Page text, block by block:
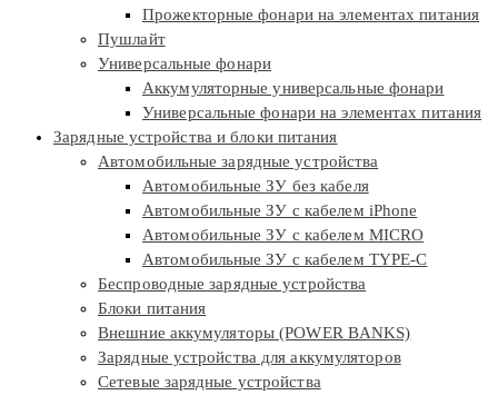
Прожекторные фонари на элементах питания
Пушлайт
Универсальные фонари
Аккумуляторные универсальные фонари
Универсальные фонари на элементах питания
Зарядные устройства и блоки питания
Автомобильные зарядные устройства
Автомобильные ЗУ без кабеля
Автомобильные ЗУ с кабелем iPhone
Автомобильные ЗУ с кабелем MICRO
Автомобильные ЗУ с кабелем TYPE-C
Беспроводные зарядные устройства
Блоки питания
Внешние аккумуляторы (POWER BANKS)
Зарядные устройства для аккумуляторов
Сетевые зарядные устройства